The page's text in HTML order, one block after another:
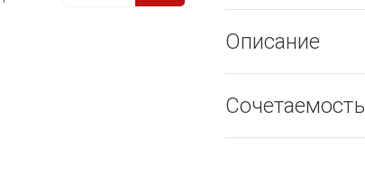
Описание
Сочетаемость